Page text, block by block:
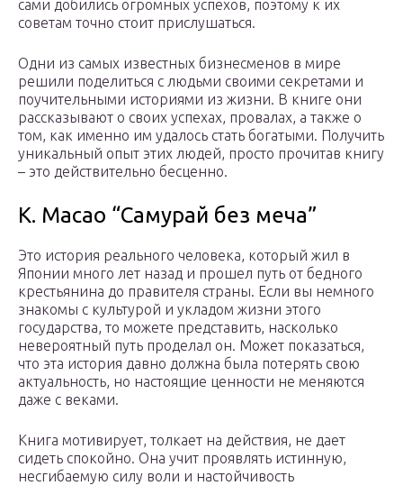
сами добились огромных успехов, поэтому к их
советам точно стоит прислушаться.
Одни из самых известных бизнесменов в мире
решили поделиться с людьми своими секретами и
поучительными историями из жизни. В книге они
рассказывают о своих успехах, провалах, а также о
том, как именно им удалось стать богатыми. Получить
уникальный опыт этих людей, просто прочитав книгу
– это действительно бесценно.
К. Масао “Самурай без меча”
Это история реального человека, который жил в
Японии много лет назад и прошел путь от бедного
крестьянина до правителя страны. Если вы немного
знакомы с культурой и укладом жизни этого
государства, то можете представить, насколько
невероятный путь проделал он. Может показаться,
что эта история давно должна была потерять свою
актуальность, но настоящие ценности не меняются
даже с веками.
Книга мотивирует, толкает на действия, не дает
сидеть спокойно. Она учит проявлять истинную,
несгибаемую силу воли и настойчивость